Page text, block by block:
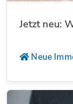
Jetzt neu:
Neue